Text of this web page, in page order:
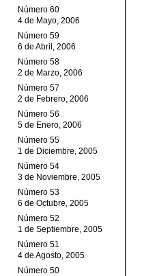
Número 60
4 de Mayo, 2006
Número 59
6 de Abril, 2006
Número 58
2 de Marzo, 2006
Número 57
2 de Febrero, 2006
Número 56
5 de Enero, 2006
Número 55
1 de Diciembre, 2005
Número 54
3 de Noviembre, 2005
Número 53
6 de Octubre, 2005
Número 52
1 de Septiembre, 2005
Número 51
4 de Agosto, 2005
Número 50